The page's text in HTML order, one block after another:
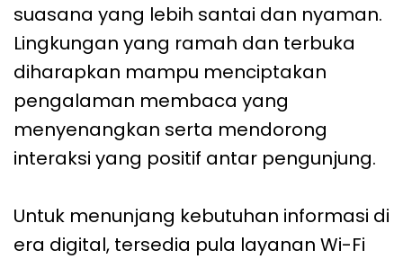
suasana yang lebih santai dan nyaman.
Lingkungan yang ramah dan terbuka
diharapkan mampu menciptakan
pengalaman membaca yang
menyenangkan serta mendorong
interaksi yang positif antar pengunjung.
Untuk menunjang kebutuhan informasi di
era digital, tersedia pula layanan Wi-Fi